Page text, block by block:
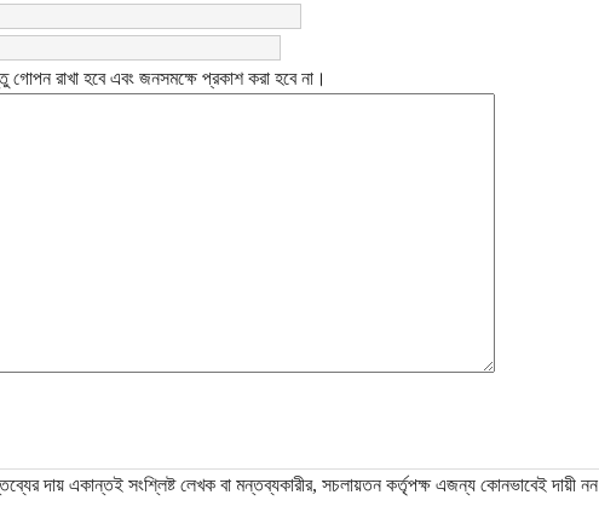
গোপন রাখা হবে এবং জনসমক্ষে প্রকাশ করা হবে না।
দায় একান্তই সংশ্লিষ্ট লেখক বা মন্তব্যকারীর, সচলায়তন কর্তৃপক্ষ এজন্য কোনভাবেই দায়ী নন